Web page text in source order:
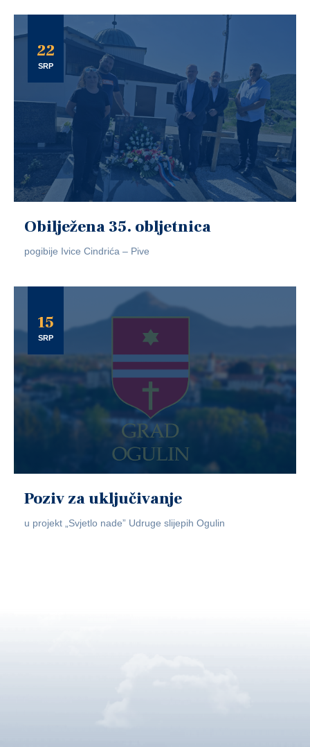
22
SRP
Obilježena 35. obljetnica
pogibije Ivice Cindrića – Pive
15
SRP
Poziv za uključivanje
u projekt „Svjetlo nade” Udruge slijepih Ogulin